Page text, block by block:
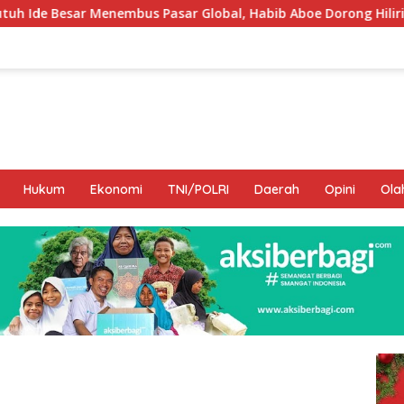
Global, Habib Aboe Dorong Hilirisasi Potensi Daerah
Hukum Ekonomi TNI/POLRI Daerah Opini